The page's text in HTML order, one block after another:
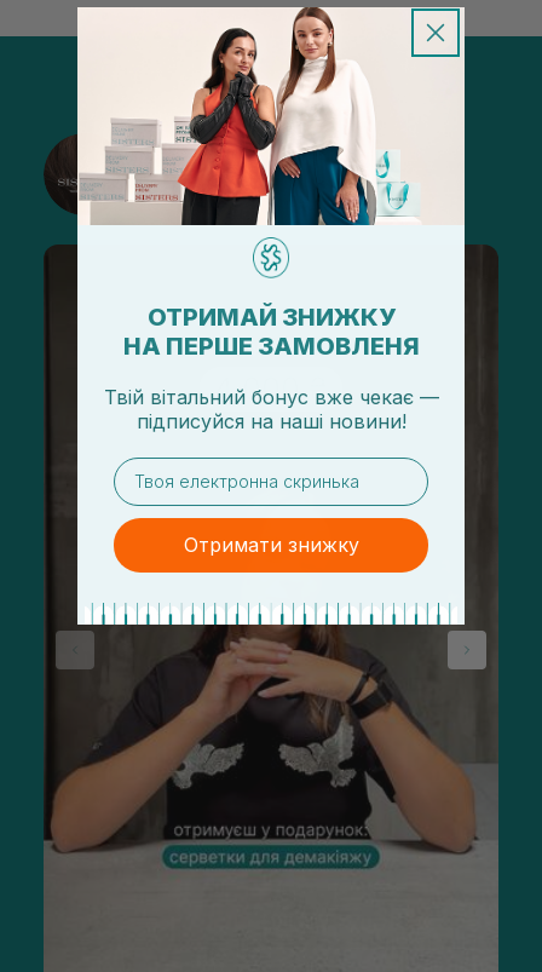
@sisters_stelmakh в Instagram
Подписаться
ОТРИМАЙ ЗНИЖКУ
НА ПЕРШЕ ЗАМОВЛЕНЯ
Твій вітальний бонус вже чекає —
підписуйся на наші новини!
email
Отримати знижку